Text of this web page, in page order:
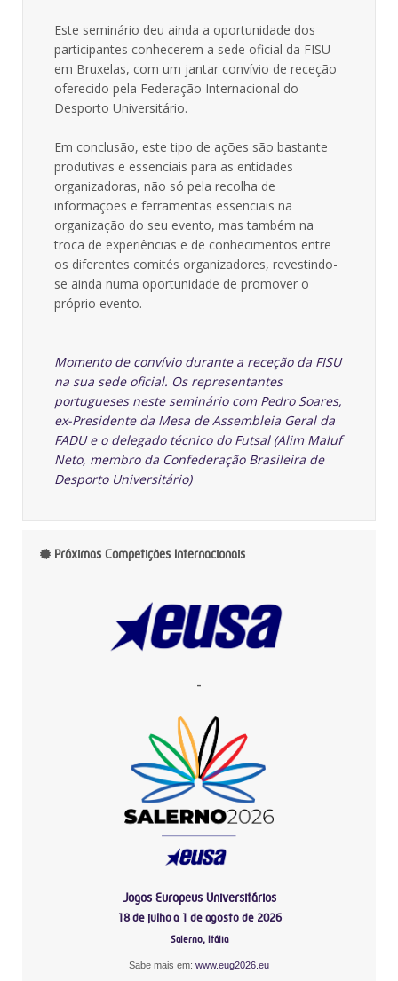
Este seminário deu ainda a oportunidade dos
participantes conhecerem a sede oficial da FISU
em Bruxelas, com um jantar convívio de receção
oferecido pela Federação Internacional do
Desporto Universitário.
Em conclusão, este tipo de ações são bastante
produtivas e essenciais para as entidades
organizadoras, não só pela recolha de
informações e ferramentas essenciais na
organização do seu evento, mas também na
troca de experiências e de conhecimentos entre
os diferentes comités organizadores, revestindo-
se ainda numa oportunidade de promover o
próprio evento.
Momento de convívio durante a receção da FISU
na sua sede oficial. Os representantes
portugueses neste seminário com Pedro Soares,
ex-Presidente da Mesa de Assembleia Geral da
FADU e o delegado técnico do Futsal (Alim Maluf
Neto, membro da Confederação Brasileira de
Desporto Universitário)
Próximas Competições Internacionais
-
Jogos Europeus Universitários
18 de julho a 1 de agosto de 2026
Salerno, Itália
Sabe mais em: www.eug2026.eu